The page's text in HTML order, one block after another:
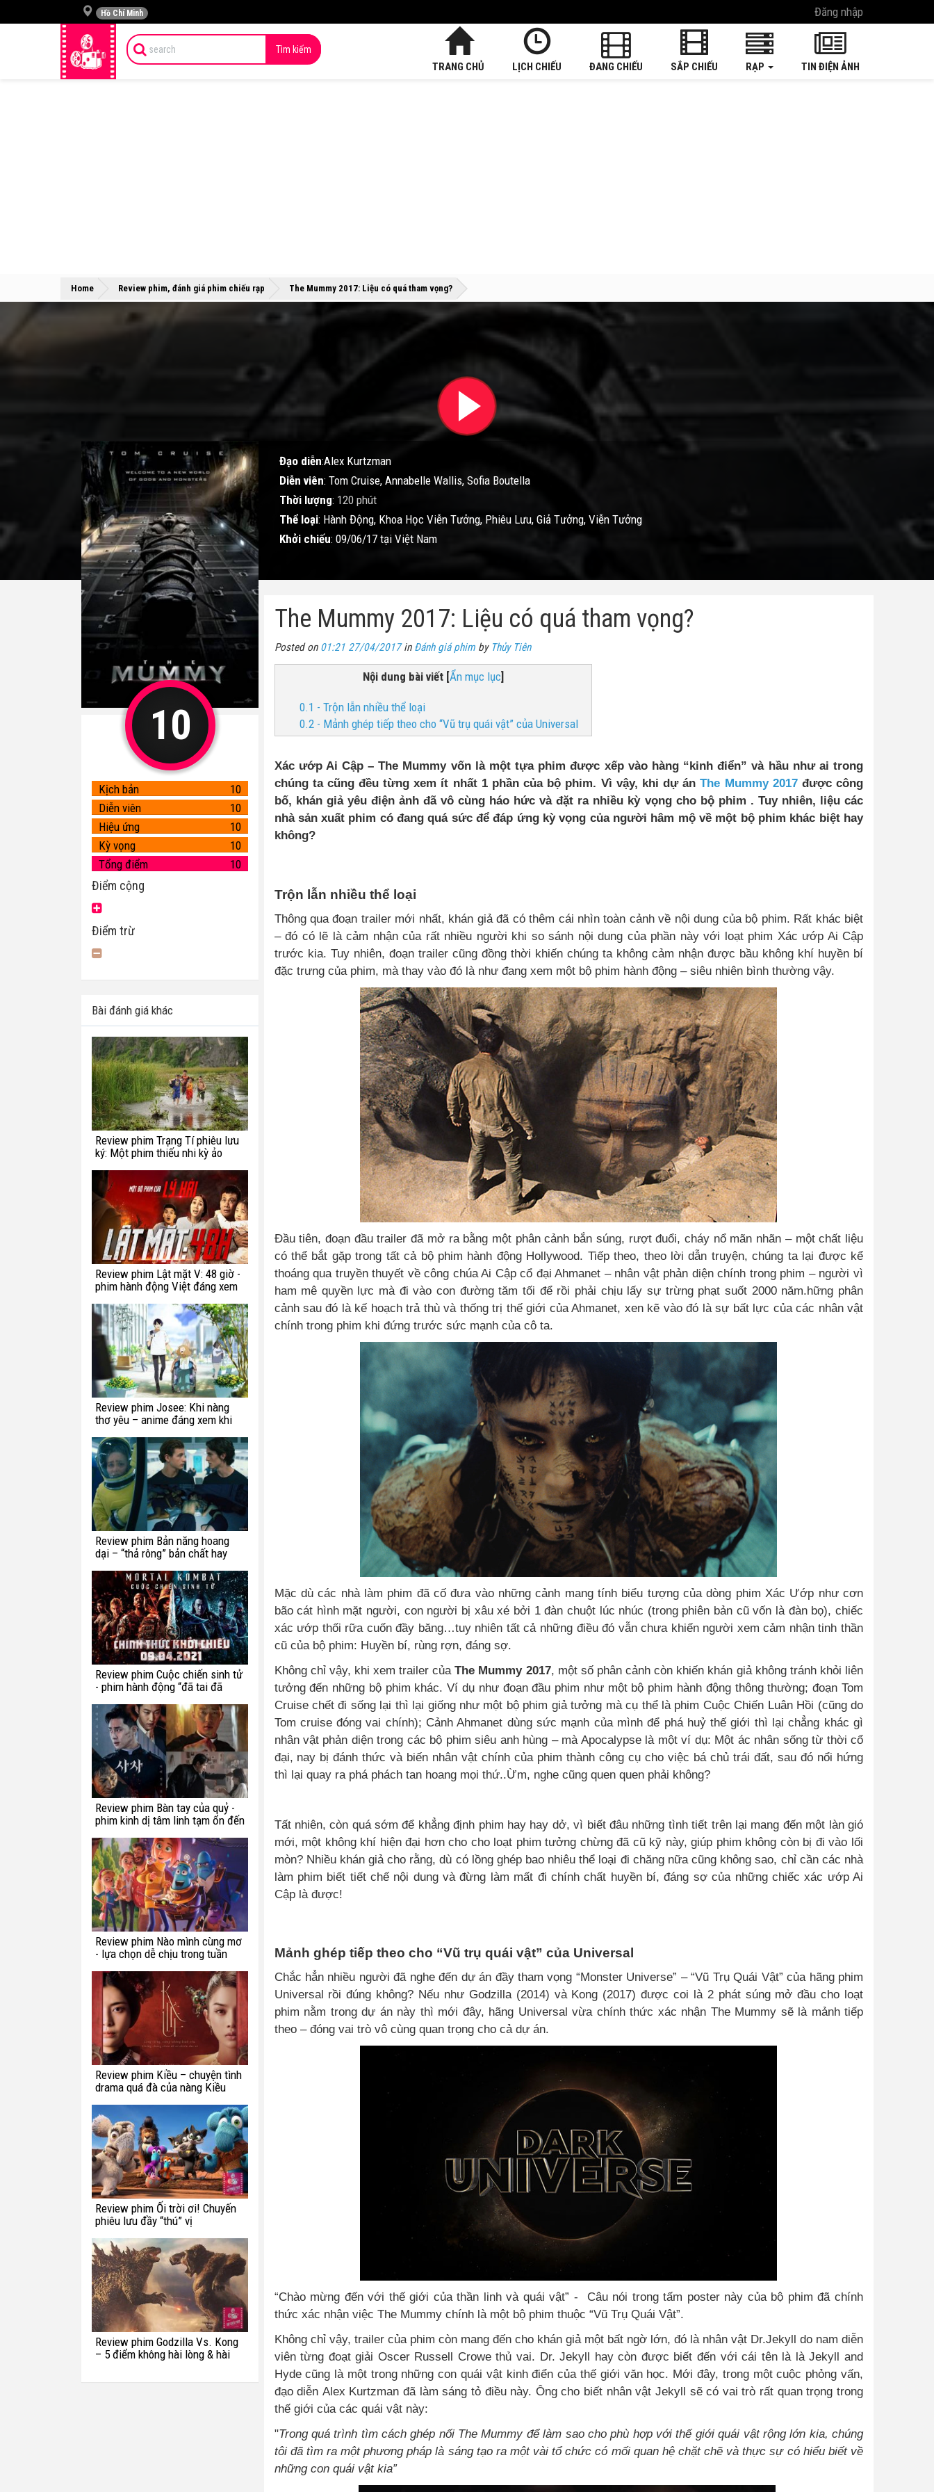
Hồ Chí Minh Đăng nhập
Tìm kiếm
TRANG CHỦ LỊCH CHIẾU ĐANG CHIẾU SẮP CHIẾU RẠP TIN ĐIỆN ẢNH
Home »
Review phim, đánh giá phim chiếu rạp »
The Mummy 2017: Liệu có quá tham vọng?
10
Kịch bản
10
Diễn viên
10
Hiệu ứng
10
Kỳ vọng
10
Tổng điểm
10
Điểm cộng
Điểm trừ
Bài đánh giá khác
Review phim Trạng Tí phiêu lưu
ký: Một phim thiếu nhi kỳ ảo
Review phim Lật mặt V: 48 giờ -
phim hành động Việt đáng xem
Review phim Josee: Khi nàng
thơ yêu – anime đáng xem khi
Review phim Bản năng hoang
dại – “thả rông” bản chất hay
Review phim Cuộc chiến sinh tử
- phim hành động “đã tai đã
Review phim Bàn tay của quỷ -
phim kinh dị tâm linh tạm ổn đến
Review phim Nào mình cùng mơ
- lựa chọn dễ chịu trong tuần
Review phim Kiều – chuyện tình
drama quá đà của nàng Kiều
Review phim Ối trời ơi! Chuyến
phiêu lưu đầy “thú” vị
Review phim Godzilla Vs. Kong
– 5 điểm không hài lòng & hài
Đạo diễn:Alex Kurtzman
Diễn viên: Tom Cruise, Annabelle Wallis, Sofia Boutella
Thời lượng: 120 phút
Thể loại: Hành Động, Khoa Học Viễn Tưởng, Phiêu Lưu, Giả Tưởng, Viễn Tưởng
Khởi chiếu: 09/06/17 tại Việt Nam
The Mummy 2017: Liệu có quá tham vọng?
Posted on 01:21 27/04/2017in Đánh giá phimby Thủy Tiên
Nội dung bài viết[Ẩn mục lục]
0.1 - Trộn lẫn nhiều thể loại
0.2 - Mảnh ghép tiếp theo cho “Vũ trụ quái vật” của Universal
Xác ướp Ai Cập – The Mummy vốn là một tựa phim được xếp vào hàng “kinh điển” và hầu như ai trong
chúng ta cũng đều từng xem ít nhất 1 phần của bộ phim. Vì vậy, khi dự ánThe Mummy 2017được công
bố, khán giả yêu điện ảnh đã vô cùng háo hức và đặt ra nhiều kỳ vọng cho bộ phim . Tuy nhiên, liệu các
nhà sản xuất phim có đang quá sức để đáp ứng kỳ vọng của người hâm mộ về một bộ phim khác biệt hay
không?
Trộn lẫn nhiều thể loại
Thông qua đoạn trailer mới nhất, khán giả đã có thêm cái nhìn toàn cảnh về nội dung của bộ phim. Rất khác biệt
– đó có lẽ là cảm nhận của rất nhiều người khi so sánh nội dung của phần này với loạt phim Xác ướp Ai Cập
trước kia. Tuy nhiên, đoạn trailer cũng đồng thời khiến chúng ta không cảm nhận được bầu không khí huyền bí
đặc trưng của phim, mà thay vào đó là như đang xem một bộ phim hành động – siêu nhiên bình thường vậy.
Đầu tiên, đoạn đầu trailer đã mở ra bằng một phân cảnh bắn súng, rượt đuổi, cháy nổ mãn nhãn – một chất liệu
có thể bắt gặp trong tất cả bộ phim hành động Hollywood. Tiếp theo, theo lời dẫn truyện, chúng ta lại được kể
thoáng qua truyền thuyết về công chúa Ai Cập cổ đại Ahmanet – nhân vật phản diện chính trong phim – người vì
ham mê quyền lực mà đi vào con đường tăm tối để rồi phải chịu lấy sự trừng phạt suốt 2000 năm.hững phân
cảnh sau đó là kế hoạch trả thù và thống trị thế giới của Ahmanet, xen kẽ vào đó là sự bất lực của các nhân vật
chính trong phim khi đứng trước sức mạnh của cô ta.
Mặc dù các nhà làm phim đã cố đưa vào những cảnh mang tính biểu tượng của dòng phim Xác Ướp như cơn
bão cát hình mặt người, con người bị xâu xé bởi 1 đàn chuột lúc nhúc (trong phiên bản cũ vốn là đàn bọ), chiếc
xác ướp thối rữa cuốn đầy băng…tuy nhiên tất cả những điều đó vẫn chưa khiến người xem cảm nhận tinh thần
cũ của bộ phim: Huyền bí, rùng rợn, đáng sợ.
Không chỉ vậy, khi xem trailer củaThe Mummy 2017, một số phân cảnh còn khiến khán giả không tránh khỏi liên
tưởng đến những bộ phim khác. Ví dụ như đoạn đầu phim như một bộ phim hành động thông thường; đoạn Tom
Cruise chết đi sống lại thì lại giống như một bộ phim giả tưởng mà cụ thể là phim Cuộc Chiến Luân Hồi (cũng do
Tom cruise đóng vai chính); Cảnh Ahmanet dùng sức mạnh của mình để phá huỷ thế giới thì lại chẳng khác gì
nhân vật phản diện trong các bộ phim siêu anh hùng – mà Apocalypse là một ví dụ: Một ác nhân sống từ thời cổ
đại, nay bị đánh thức và biến nhân vật chính của phim thành công cụ cho việc bá chủ trái đất, sau đó nổi hứng
thì lại quay ra phá phách tan hoang mọi thứ..Ừm, nghe cũng quen quen phải không?
Tất nhiên, còn quá sớm để khẳng định phim hay hay dở, vì biết đâu những tình tiết trên lại mang đến một làn gió
mới, một không khí hiện đại hơn cho cho loạt phim tưởng chừng đã cũ kỹ này, giúp phim không còn bị đi vào lối
mòn? Nhiều khán giả cho rằng, dù có lồng ghép bao nhiêu thể loại đi chăng nữa cũng không sao, chỉ cần các nhà
làm phim biết tiết chế nội dung và đừng làm mất đi chính chất huyền bí, đáng sợ của những chiếc xác ướp Ai
Cập là được!
Mảnh ghép tiếp theo cho “Vũ trụ quái vật” của Universal
Chắc hẳn nhiều người đã nghe đến dự án đầy tham vọng “Monster Universe” – “Vũ Trụ Quái Vật” của hãng phim
Universal rồi đúng không? Nếu như Godzilla (2014) và Kong (2017) được coi là 2 phát súng mở đầu cho loạt
phim nằm trong dự án này thì mới đây, hãng Universal vừa chính thức xác nhận The Mummy sẽ là mảnh tiếp
theo – đóng vai trò vô cùng quan trọng cho cả dự án.
“Chào mừng đến với thế giới của thần linh và quái vật” - Câu nói trong tấm poster này của bộ phim đã chính
thức xác nhận việc The Mummy chính là một bộ phim thuộc “Vũ Trụ Quái Vật”.
Không chỉ vậy, trailer của phim còn mang đến cho khán giả một bất ngờ lớn, đó là nhân vật Dr.Jekyll do nam diễn
viên từng đoạt giải Oscer Russell Crowe thủ vai. Dr. Jekyll hay còn được biết đến với cái tên là là Jekyll and
Hyde cũng là một trong những con quái vật kinh điển của thế giới văn học. Mới đây, trong một cuộc phỏng vấn,
đạo diễn Alex Kurtzman đã làm sáng tỏ điều này. Ông cho biết nhân vật Jekyll sẽ có vai trò rất quan trọng trong
thế giới của các quái vật này:
"Trong quá trình tìm cách ghép nối The Mummy để làm sao cho phù hợp với thế giới quái vật rộng lớn kia, chúng
tôi đã tìm ra một phương pháp là sáng tạo ra một vài tổ chức có mối quan hệ chặt chẽ và thực sự có hiểu biết về
những con quái vật kia”